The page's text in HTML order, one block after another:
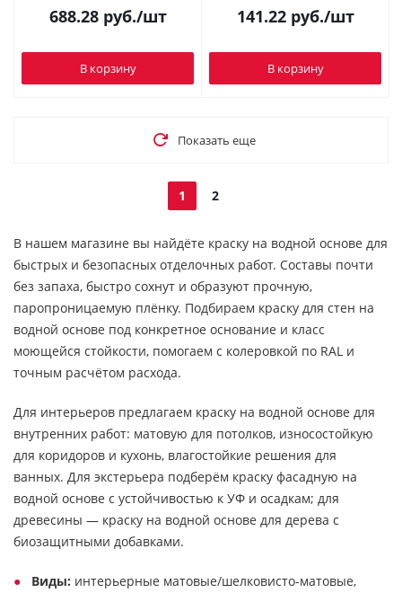
688.28руб./шт
В корзину
141.22руб./шт
В корзину
Показать еще
1 2
В нашем магазине вы найдёте краску на водной основе для
быстрых и безопасных отделочных работ. Составы почти
без запаха, быстро сохнут и образуют прочную,
паропроницаемую плёнку. Подбираем краску для стен на
водной основе под конкретное основание и класс
моющейся стойкости, помогаем с колеровкой по RAL и
точным расчётом расхода.
Для интерьеров предлагаем краску на водной основе для
внутренних работ: матовую для потолков, износостойкую
для коридоров и кухонь, влагостойкие решения для
ванных. Для экстерьера подберём краску фасадную на
водной основе с устойчивостью к УФ и осадкам; для
древесины — краску на водной основе для дерева с
биозащитными добавками.
Виды: интерьерные матовые/шелковисто-матовые,